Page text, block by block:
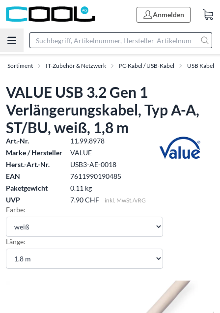
Anmelden
Sortiment IT-Zubehör & Netzwerk PC-Kabel / USB-Kabel USB Kabel
VALUE USB 3.2 Gen 1
Verlängerungskabel, Typ A-A,
ST/BU, weiß, 1,8 m
Art.-Nr.
11.99.8978
Marke / Hersteller
VALUE
Herst.-Art.-Nr.
USB3-AE-0018
EAN
7611990190485
Paketgewicht
0.11 kg
UVP
7.90 CHF inkl. MwSt./vRG
Farbe:
Länge: